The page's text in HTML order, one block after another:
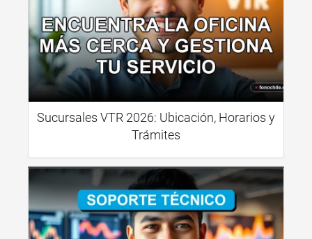
Sucursales VTR 2026: Ubicación, Horarios y
Trámites